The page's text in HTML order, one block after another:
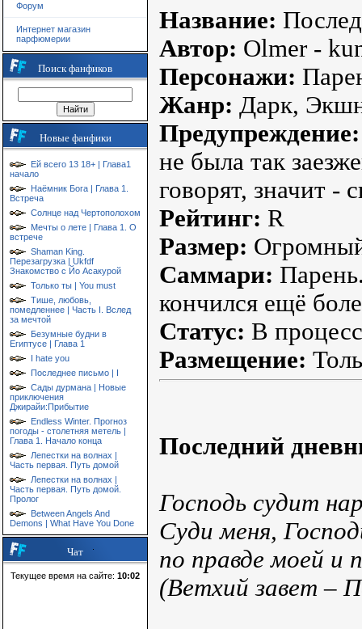
Форум
Интернет магазин
парфюмерии
Поиск фанфиков
Новые фанфики
Ей всего 13 18+ | Глава1
начало
Наёмник Бога | Глава 1.
Встреча
Солнце над Чертополохом
Мечты о лете | Глава 1. О
встрече
Shaman King.
Перезагрузка | Ukfdf
Знакомство с Йо Асакурой
Только ты | You must
Тише, любовь,
помедленнее | Часть I. Вслед
за мечтой
Безумные будни в
Египтусе | Глава 1
I hate you
Последнее письмо | I
Сады дурмана | Новые
приключения
Джирайи:Прибытие
Endless Winter. Прогноз
погоды - столетняя метель |
Глава 1. Начало конца
Лепестки на волнах |
Часть первая. Путь домой
Лепестки на волнах |
Часть первая. Путь домой.
Пролог
Between Angels And
Demons | What Have You Done
Чат
Текущее время на сайте: 10:02
Название:
Автор: Olmer -
Персонажи:
Жанр: Дарк,
Предупреждение:
не была так
говорят, значит -
Рейтинг: R
Размер:
Саммари:
кончился ещё
Статус: В
Размещение:
Последний
Господь судит
Суди меня,
по правде моей и
(Ветхий завет –